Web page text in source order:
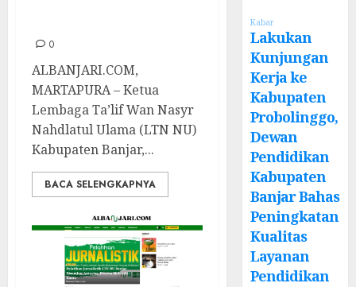
0
ALBANJARI.COM,
MARTAPURA – Ketua
Lembaga Ta’lif Wan Nasyr
Nahdlatul Ulama (LTN NU)
Kabupaten Banjar,...
BACA SELENGKAPNYA
Kabar
Lakukan
Kunjungan
Kerja ke
Kabupaten
Probolinggo,
Dewan
Pendidikan
Kabupaten
Banjar Bahas
Peningkatan
Kualitas
Layanan
Pendidikan